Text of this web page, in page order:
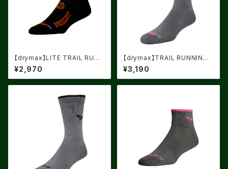
【drymax】LITE TRAIL RUNN
ING 1/4CREW Black/Foliag
e Green/Orange speed go
at
¥2,970
【drymax】TRAIL RUNNING
CREW Dark Gray/Neon Pin
k
¥3,190